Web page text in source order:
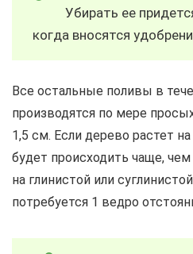
Убирать ее
когда вносятся
Все остальные поливы в
производятся по мере
1,5 см. Если дерево растет
будет происходить чаще,
на глинистой или
потребуется 1 ведро